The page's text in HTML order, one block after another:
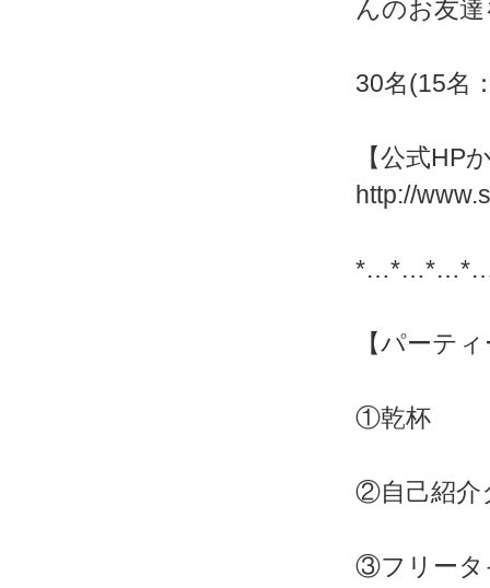
んのお友
30名(15名
【公式HP
http://
【パーテ
①乾杯
②自己紹介
③フリータ